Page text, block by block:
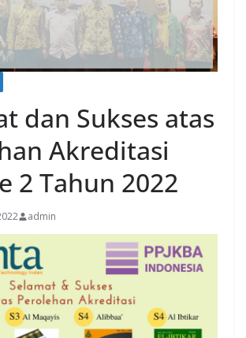
dan Sukses atas
Akreditasi
2 Tahun 2022
admin